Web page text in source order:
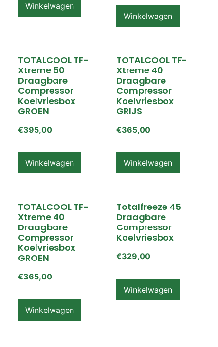
Winkelwagen
Winkelwagen
TOTALCOOL TF-
Xtreme 50
Draagbare
Compressor
Koelvriesbox
GROEN
€395,00
Winkelwagen
TOTALCOOL TF-
Xtreme 40
Draagbare
Compressor
Koelvriesbox
GRIJS
€365,00
Winkelwagen
TOTALCOOL TF-
Xtreme 40
Draagbare
Compressor
Koelvriesbox
GROEN
€365,00
Winkelwagen
Totalfreeze 45
Draagbare
Compressor
Koelvriesbox
€329,00
Winkelwagen